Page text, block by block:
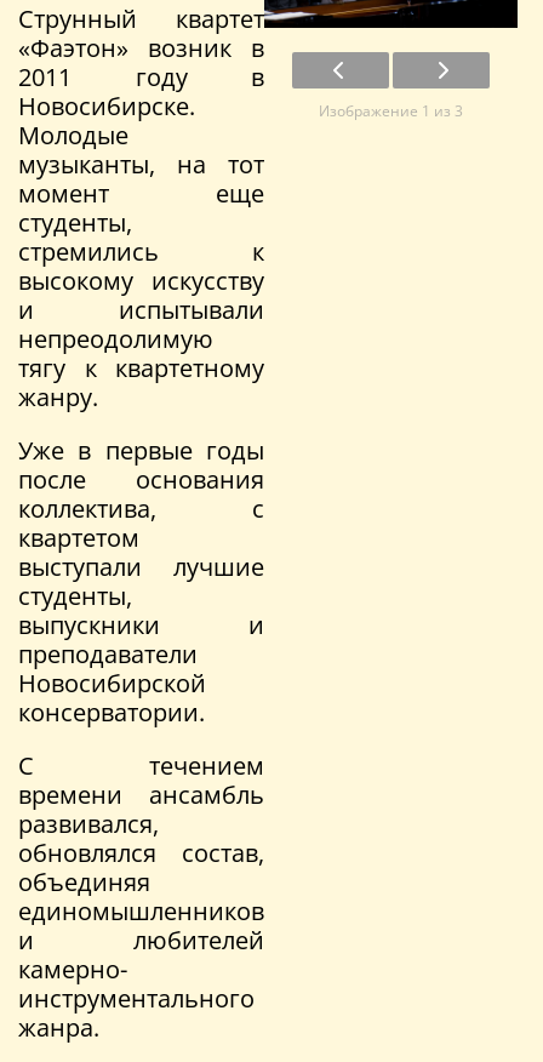
Струнный квартет
«Фаэтон» возник в
2011 году в
Новосибирске.
Молодые
музыканты, на тот
момент еще
студенты,
стремились к
высокому искусству
и испытывали
непреодолимую
тягу к квартетному
жанру.
Уже в первые годы
после основания
коллектива, с
квартетом
выступали лучшие
студенты,
выпускники и
преподаватели
Новосибирской
консерватории.
С течением
времени ансамбль
развивался,
обновлялся состав,
объединяя
единомышленников
и любителей
камерно-
инструментального
жанра.
Изображение 1 из 3